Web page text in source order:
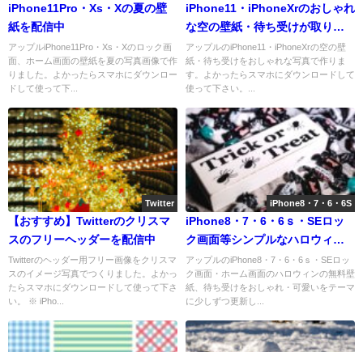
iPhone11Pro・Xs・Xの夏の壁
紙を配信中
アップルiPhone11Pro・Xs・Xのロック画
面、ホーム画面の壁紙を夏の写真画像で作
りました。よかったらスマホにダウンロー
ドして使って下...
iPhone11・iPhoneXrのおしゃれ
な空の壁紙・待ち受けが取り放
題！
アップルのiPhone11・iPhoneXrの空の壁
紙・待ち受けをおしゃれな写真で作りま
す。よかったらスマホにダウンロードして
使って下さい。...
Twitter
【おすすめ】Twitterのクリスマ
スのフリーヘッダーを配信中
Twitterのヘッダー用フリー画像をクリスマ
スのイメージ写真でつくりました。よかっ
たらスマホにダウンロードして使って下さ
い。 ※ iPho...
iPhone8・7・6・6S
iPhone8・7・6・6ｓ・SEロッ
ク画面等シンプルなハロウィン
無料壁紙配信中
アップルのiPhone8・7・6・6ｓ・SEロッ
ク画面・ホーム画面のハロウィンの無料壁
紙、待ち受けをおしゃれ・可愛いをテーマ
に少しずつ更新し...